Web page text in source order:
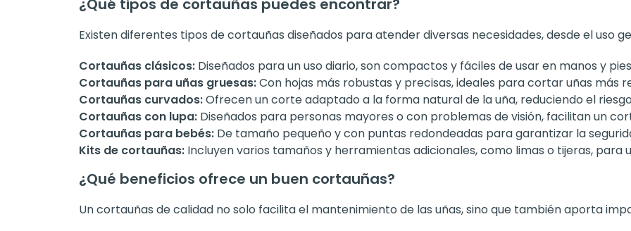
Existen diferentes tipos de cortauñas diseñados para atender diversas necesidades, desde el uso
Cortauñas clásicos: Diseñados para un uso diario, son compactos y fáciles de usar en manos y
Cortauñas para uñas gruesas:Con hojas más robustas y precisas, ideales para cortar uñas más
Cortauñas curvados:Ofrecen un corte adaptado a la forma natural de la uña, reduciendo el
Cortauñas con lupa: Diseñados para personas mayores o con problemas de visión, facilitan un
Cortauñas para bebés: De tamaño pequeño y con puntas redondeadas para garantizar la
Kits de cortauñas: Incluyen varios tamaños y herramientas adicionales, como limas o tijeras, para
¿Qué beneficios ofrece un buen cortauñas?
Un cortauñas de calidad no solo facilita el mantenimiento de las uñas, sino que también aporta